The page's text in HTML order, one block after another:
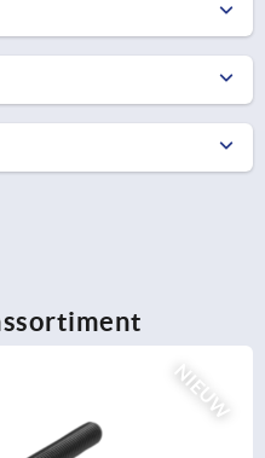
NIEUW